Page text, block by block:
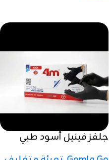
جلفز فينيل أسود طبي